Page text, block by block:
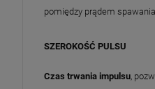
pomiędzy prądem
SZEROKOŚĆ PULSU
Czas trwania impulsu,